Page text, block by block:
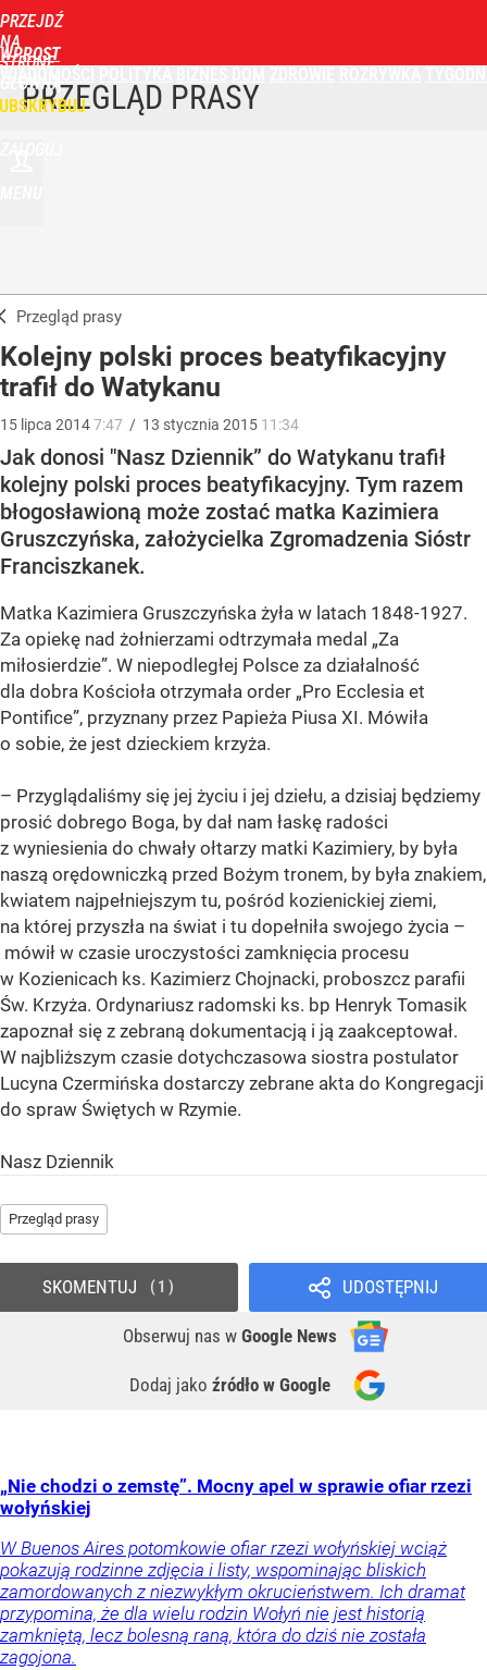
PRZEJDŹ
NA
STRONĘ
GŁÓWNĄ
WPROST
PRZEGLĄD PRASY
Przegląd prasy
Kolejny polski proces beatyfikacyjny
trafił do Watykanu
15 lipca 20147:47 / 13 stycznia 2015 11:34
Jak donosi "Nasz Dziennik” do Watykanu trafił
kolejny polski proces beatyfikacyjny. Tym razem
błogosławioną może zostać matka Kazimiera
Gruszczyńska, założycielka Zgromadzenia Sióstr
Franciszkanek.
Matka Kazimiera Gruszczyńska żyła w latach 1848-1927.
Za opiekę nad żołnierzami odtrzymała medal „Za
miłosierdzie”. W niepodległej Polsce za działalność
dla dobra Kościoła otrzymała order „Pro Ecclesia et
Pontifice”, przyznany przez Papieża Piusa XI. Mówiła
o sobie, że jest dzieckiem krzyża.
– Przyglądaliśmy się jej życiu i jej dziełu, a dzisiaj będziemy
prosić dobrego Boga, by dał nam łaskę radości
z wyniesienia do chwały ołtarzy matki Kazimiery, by była
naszą orędowniczką przed Bożym tronem, by była znakiem,
kwiatem najpełniejszym tu, pośród kozienickiej ziemi,
na której przyszła na świat i tu dopełniła swojego życia –
mówił w czasie uroczystości zamknięcia procesu
w Kozienicach ks. Kazimierz Chojnacki, proboszcz parafii
Św. Krzyża. Ordynariusz radomski ks. bp Henryk Tomasik
zapoznał się z zebraną dokumentacją i ją zaakceptował.
W najbliższym czasie dotychczasowa siostra postulator
Lucyna Czermińska dostarczy zebrane akta do Kongregacji
do spraw Świętych w Rzymie.
Nasz Dziennik
Przegląd prasy
UDOSTĘPNIJ
Obserwuj nas w Google News
Dodaj jako źródło w Google
SKOMENTUJ 1
„Nie chodzi o zemstę”. Mocny apel w sprawie ofiar rzezi
wołyńskiej
W Buenos Aires potomkowie ofiar rzezi wołyńskiej wciąż
pokazują rodzinne zdjęcia i listy, wspominając bliskich
zamordowanych z niezwykłym okrucieństwem. Ich dramat
przypomina, że dla wielu rodzin Wołyń nie jest historią
zamkniętą, lecz bolesną raną, która do dziś nie została
zagojona.